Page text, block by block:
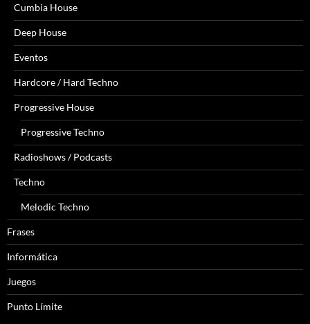
Cumbia House
Deep House
Eventos
Hardcore / Hard Techno
Progressive House
Progressive Techno
Radioshows / Podcasts
Techno
Melodic Techno
Frases
Informática
Juegos
Punto Límite